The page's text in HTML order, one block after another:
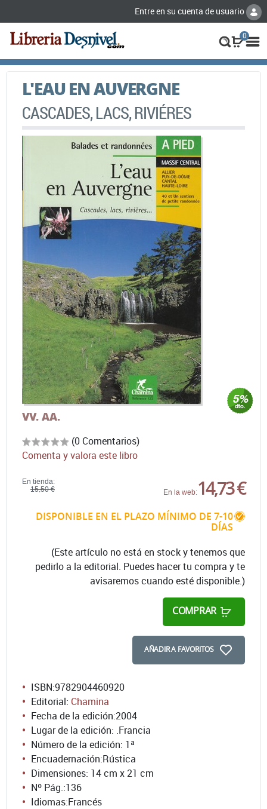
Entre en su cuenta de usuario
0
L'EAU EN AUVERGNE
CASCADES, LACS, RIVIÉRES
VV. AA.
(0 Comentarios)
Comenta y valora este libro
En tienda:
15,50 €
En la web:14,73 €
DISPONIBLE EN EL PLAZO MÍNIMO DE 7-10
DÍAS
(Este artículo no está en stock y tenemos que
pedirlo a la editorial. Puedes hacer tu compra y te
avisaremos cuando esté disponible.)
COMPRAR
AÑADIR A FAVORITOS
ISBN:9782904460920
Editorial: Chamina
Fecha de la edición:2004
Lugar de la edición: .Francia
Número de la edición: 1ª
Encuadernación:Rústica
Dimensiones: 14 cm x 21 cm
Nº Pág.:136
Idiomas:Francés